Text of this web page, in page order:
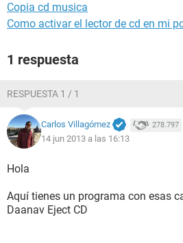
Copia cd musica
Como activar el lector de cd en mi
1 respuesta
RESPUESTA 1 / 1
Carlos Villagómez 278.797
14 jun 2013 a las 16:13
Hola
Aquí tienes un programa con esas
Daanav Eject CD